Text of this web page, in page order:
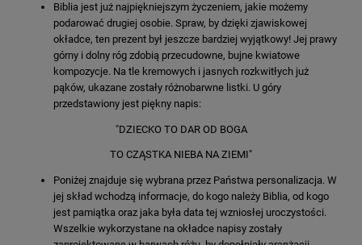
Biblia jest już najpiękniejszym życzeniem, jakie możemy
podarować drugiej osobie. Spraw, by dzięki zjawiskowej
okładce, ten prezent był jeszcze bardziej wyjątkowy! Jej prawy
górny i dolny róg zdobią przecudowne, bujne kwiatowe
kompozycje. Na tle kremowych i jasnych rozkwitłych już
pąków, ukazane zostały różnobarwne listki. U góry
przedstawiony jest piękny napis:
"DZIECKO TO DAR OD BOGA
TO CZĄSTKA NIEBA NA ZIEMI"
Poniżej znajduje się wybrana przez Państwa personalizacja. W
jej skład wchodzą informacje, do kogo należy Biblia, od kogo
jest pamiątka oraz jaka była data tej wzniosłej uroczystości.
Wszelkie wykorzystane na okładce napisy zostały